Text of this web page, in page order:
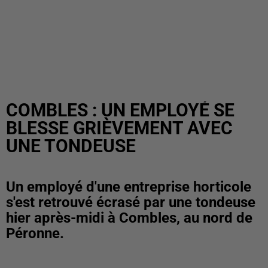
COMBLES : UN EMPLOYÉ SE
BLESSE GRIÈVEMENT AVEC
UNE TONDEUSE
Un employé d'une entreprise horticole
s'est retrouvé écrasé par une tondeuse
hier après-midi à Combles, au nord de
Péronne.